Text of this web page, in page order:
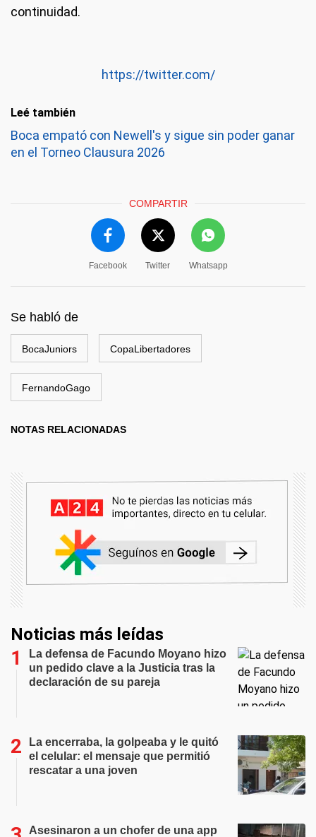
continuidad.
https://twitter.com/
Leé también
Boca empató con Newell's y sigue sin poder ganar
en el Torneo Clausura 2026
COMPARTIR
Facebook Twitter Whatsapp
Se habló de
BocaJuniors CopaLibertadores
FernandoGago
NOTAS RELACIONADAS
Noticias más leídas
La defensa de Facundo Moyano hizo
un pedido clave a la Justicia tras la
declaración de su pareja
La encerraba, la golpeaba y le quitó
el celular: el mensaje que permitió
rescatar a una joven
Asesinaron a un chofer de una app